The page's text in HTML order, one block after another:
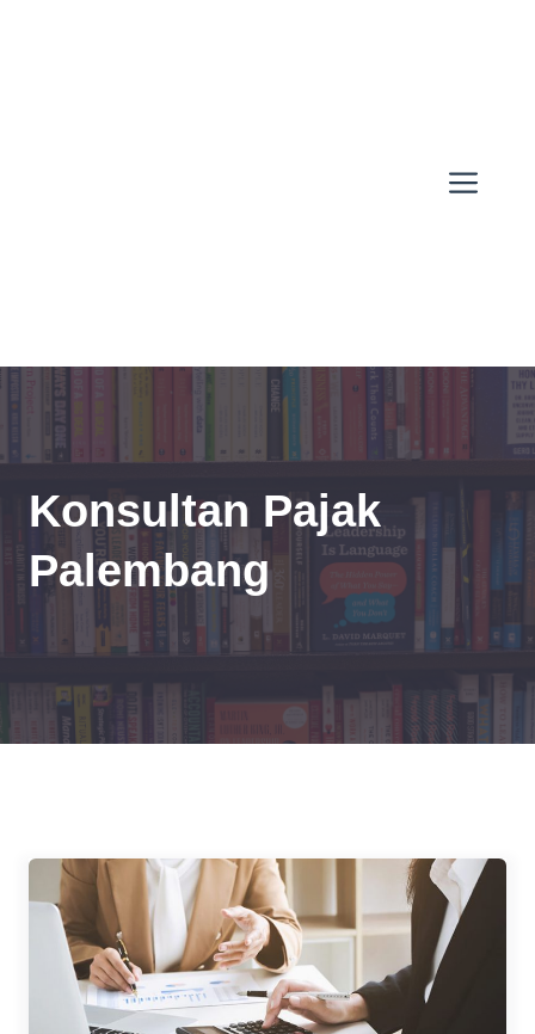
Konsultan Pajak
Palembang